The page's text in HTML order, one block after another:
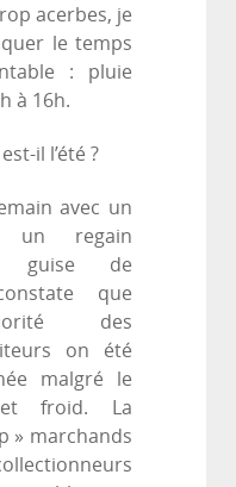
acerbes, je
le temps
: pluie
à 16h.
il l’été ?
avec un
regain
guise de
que
des
on été
malgré le
froid. La
» marchands